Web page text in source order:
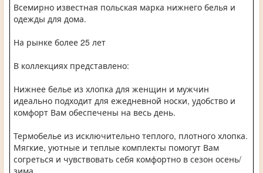
Всемирно известная польская марка нижнего белья и
одежды для дома.
На рынке более 25 лет
В коллекциях представлено:
Нижнее белье из хлопка для женщин и мужчин
идеально подходит для ежедневной носки, удобство и
комфорт Вам обеспечены на весь день.
Термобелье из исключительно теплого, плотного хлопка.
Мягкие, уютные и теплые комплекты помогут Вам
согреться и чувствовать себя комфортно в сезон осень/
зима.